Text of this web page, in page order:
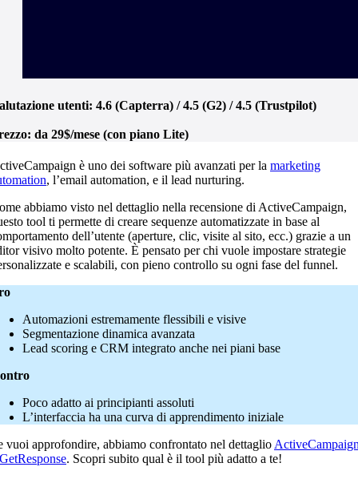
utenti: 4.6 (Capterra) / 4.5 (G2) / 4.5 (Trustpilot)
: da 29$/mese (con piano Lite)
è uno dei software più avanzati per la marketing
, l’email automation, e il lead nurturing.
abbiamo visto nel dettaglio nella recensione di ActiveCampaign,
tool ti permette di creare sequenze automatizzate in base al
dell’utente (aperture, clic, visite al sito, ecc.) grazie a un
visivo molto potente. È pensato per chi vuole impostare strategie
e scalabili, con pieno controllo su ogni fase del funnel.
Automazioni estremamente flessibili e visive
Segmentazione dinamica avanzata
Lead scoring e CRM integrato anche nei piani base
Poco adatto ai principianti assoluti
L’interfaccia ha una curva di apprendimento iniziale
vuoi approfondire, abbiamo confrontato nel dettaglio
. Scopri subito qual è il tool più adatto a te!